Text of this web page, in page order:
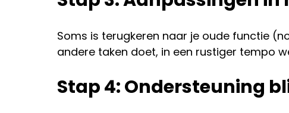
Soms is terugkeren naar je oude functie
andere taken doet, in een rustiger tempo
Stap 4: Ondersteuning